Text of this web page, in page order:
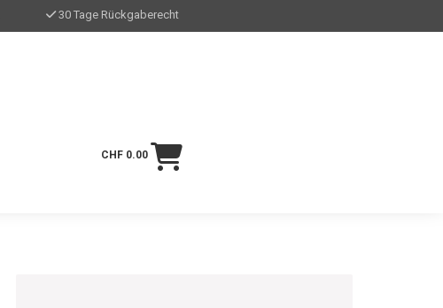
30 Tage Rückgaberecht
CHF 0.00